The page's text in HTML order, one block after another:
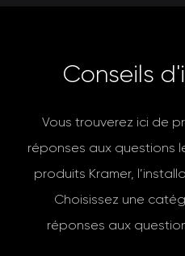
Conseils d'i
Vous trouverez ici de
réponses aux questions
produits Kramer,
Choisissez une
réponses aux